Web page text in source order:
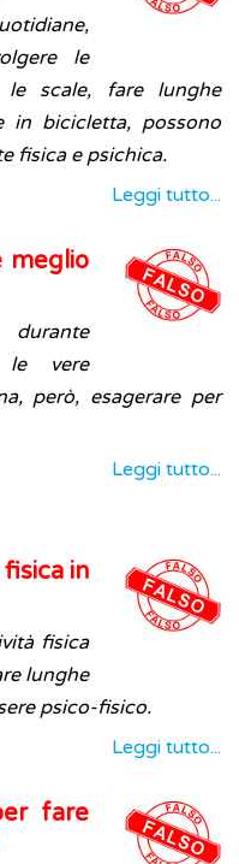
le
le scale, fare lunghe
in bicicletta, possono
fisica e psichica.
Leggi tutto...
meglio
le vere
però, esagerare per
Leggi tutto...
in
fisica
lunghe
psico-fisico.
Leggi tutto...
fare